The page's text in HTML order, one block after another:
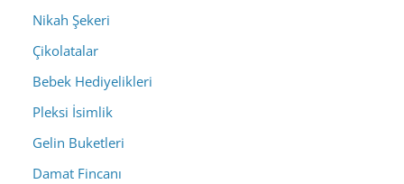
Nikah Şekeri
Çikolatalar
Bebek Hediyelikleri
Pleksi İsimlik
Gelin Buketleri
Damat Fincanı